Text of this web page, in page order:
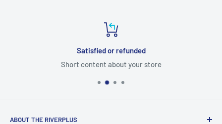
Satisfied or refunded
Short content about your store
ABOUT THE RIVERPLUS